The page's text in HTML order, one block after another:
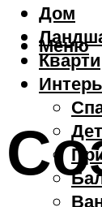
Дом
Меню